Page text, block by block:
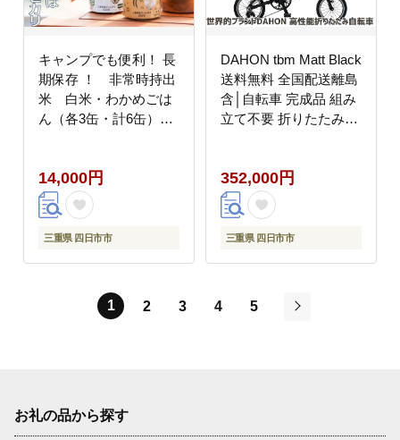
キャンプでも便利！ 長
期保存 ！ 非常時持出
米 白米・わかめごは
ん（各3缶・計6缶）
備蓄 備蓄米 非常 非常
時 非常米 非常食 米 ご
はん ご飯 わかめ 一人
暮らし お湯 お湯だけ
14,000円
三重県 四日市市
DAHON tbm Matt Black
送料無料 全国配送離島
含│自転車 完成品 組み
立て不要 折りたたみ自
三重県 四日市市 ふるさ
と納税
352,000円
三重県 四日市市
1 2 3 4
5
お礼の品から探す